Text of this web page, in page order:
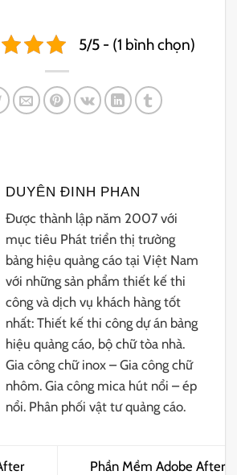
5/5 - (1 bình chọn)
DUYÊN ĐINH PHAN
Được thành lập năm 2007 với
mục tiêu Phát triển thị trường
bảng hiệu quảng cáo tại Việt Nam
với những sản phẩm thiết kế thi
công và dịch vụ khách hàng tốt
nhất: Thiết kế thi công dự án bảng
hiệu quảng cáo, bộ chữ tòa nhà.
Gia công chữ inox – Gia công chữ
nhôm. Gia công mica hút nổi – ép
nổi. Phân phối vật tư quảng cáo.
Phần Mềm Adobe After